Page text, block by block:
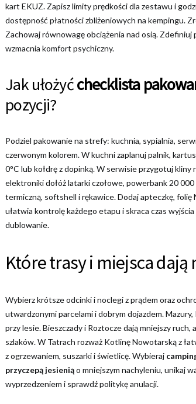
kart EKUZ. Zapisz limity prędkości dla zestawu i
dostępność płatności zbliżeniowych na kempingu.
Zachowaj równowagę obciążenia nad osią. Zdefiniuj
wzmacnia komfort psychiczny.
Jak ułożyćchecklista
pozycji?
Podziel pakowanie na strefy: kuchnia, sypialnia,
czerwonym kolorem. W kuchni zaplanuj palnik,
0°C lub kołdrę z dopinką. W serwisie przygotuj kliny
elektroniki dołóż latarki czołowe, powerbank 20
termiczną, softshell i rękawice. Dodaj apteczkę,
ułatwia kontrolę każdego etapu i skraca czas
dublowanie.
Które trasy i miejsca
Wybierz krótsze odcinki i noclegi z prądem oraz
utwardzonymi parcelami i dobrym dojazdem.
przy lesie. Bieszczady i Roztocze dają mniejszy
szlaków. W Tatrach rozważ Kotlinę Nowotarską z
z ogrzewaniem, suszarki i świetlicę. Wybieraj
przyczepą jesieniąo mniejszym nachyleniu, unikaj
wyprzedzeniem i sprawdź politykę anulacji.